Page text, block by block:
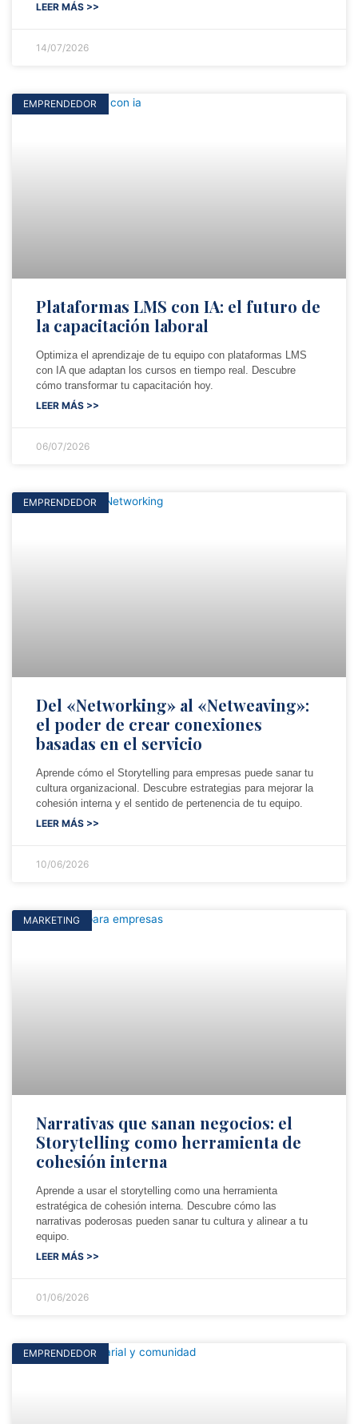
LEER MÁS >>
14/07/2026
EMPRENDEDOR
Plataformas LMS con IA: el futuro de
la capacitación laboral
Optimiza el aprendizaje de tu equipo con plataformas LMS
con IA que adaptan los cursos en tiempo real. Descubre
cómo transformar tu capacitación hoy.
LEER MÁS >>
06/07/2026
EMPRENDEDOR
Del «Networking» al «Netweaving»:
el poder de crear conexiones
basadas en el servicio
Aprende cómo el Storytelling para empresas puede sanar tu
cultura organizacional. Descubre estrategias para mejorar la
cohesión interna y el sentido de pertenencia de tu equipo.
LEER MÁS >>
10/06/2026
MARKETING
Narrativas que sanan negocios: el
Storytelling como herramienta de
cohesión interna
Aprende a usar el storytelling como una herramienta
estratégica de cohesión interna. Descubre cómo las
narrativas poderosas pueden sanar tu cultura y alinear a tu
equipo.
LEER MÁS >>
01/06/2026
EMPRENDEDOR